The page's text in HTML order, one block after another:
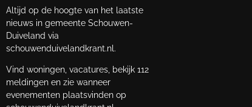
Altijd op de hoogte van het laatste
nieuws in gemeente Schouwen-
Duiveland via
schouwenduivelandkrant.nl.
Vind woningen, vacatures, bekijk 112
meldingen en zie wanneer
evenementen plaatsvinden op